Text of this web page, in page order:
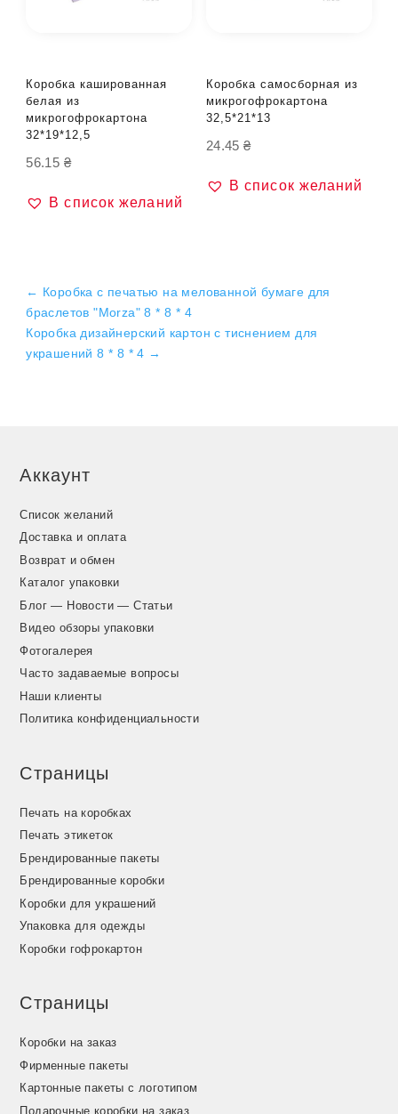
Коробка кашированная
белая из
микрогофрокартона
32*19*12,5
56.15 ₴
В список желаний
Коробка самосборная из
микрогофрокартона
32,5*21*13
24.45₴
В список желаний
← Коробка с печатью на мелованной бумаге для
браслетов "Morza" 8 * 8 * 4
Коробка дизайнерский картон с тиснением для
украшений 8 * 8 * 4 →
Аккаунт
Список желаний
Доставка и оплата
Возврат и обмен
Каталог упаковки
Блог — Новости — Статьи
Видео обзоры упаковки
Фотогалерея
Часто задаваемые вопросы
Наши клиенты
Политика конфиденциальности
Страницы
Печать на коробках
Печать этикеток
Брендированные пакеты
Брендированные коробки
Коробки для украшений
Упаковка для одежды
Коробки гофрокартон
Страницы
Коробки на заказ
Фирменные пакеты
Картонные пакеты с логотипом
Подарочные коробки на заказ